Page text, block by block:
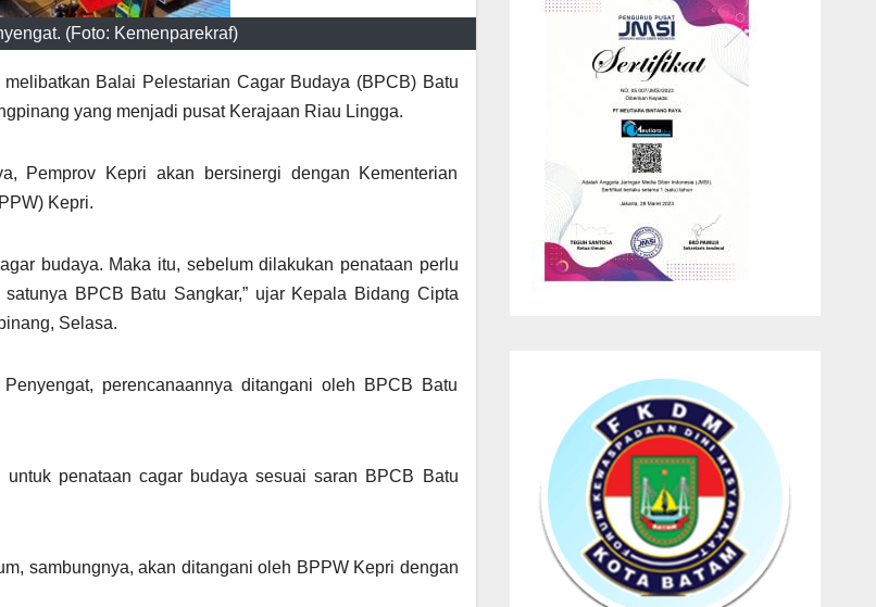
(Foto: Kemenparekraf)
Balai Pelestarian Cagar Budaya (BPCB) Batu
yang menjadi pusat Kerajaan Riau Lingga.
Pemprov Kepri akan bersinergi dengan Kementerian
Kepri.
budaya. Maka itu, sebelum dilakukan penataan perlu
BPCB Batu Sangkar,” ujar Kepala Bidang Cipta
Selasa.
perencanaannya ditangani oleh BPCB Batu
penataan cagar budaya sesuai saran BPCB Batu
sambungnya, akan ditangani oleh BPPW Kepri dengan